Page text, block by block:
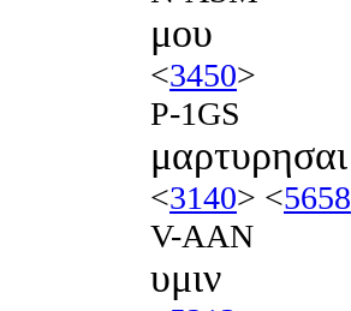
μου
<3450>
P-1GS
μαρτυρησαι
<3140> <5658
V-AAN
υμιν